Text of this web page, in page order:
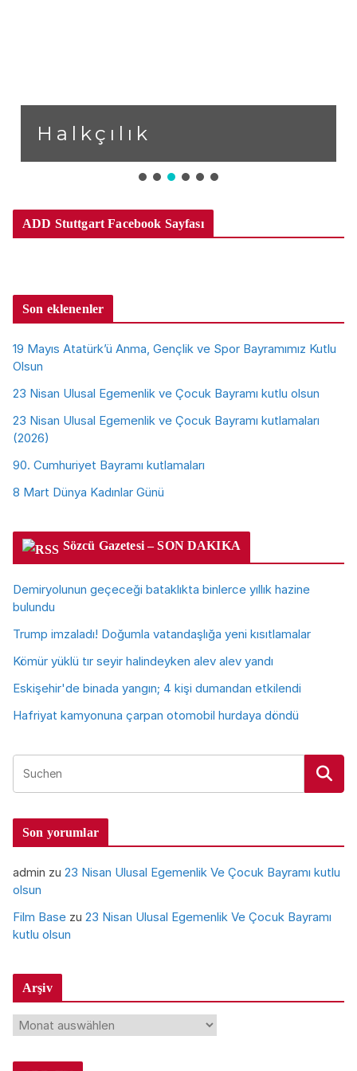
Halkçılık
ADD Stuttgart Facebook Sayfası
Son eklenenler
19 Mayıs Atatürk’ü Anma, Gençlik ve Spor Bayramımız Kutlu
Olsun
23 Nisan Ulusal Egemenlik ve Çocuk Bayramı kutlu olsun
23 Nisan Ulusal Egemenlik ve Çocuk Bayramı kutlamaları
(2026)
90. Cumhuriyet Bayramı kutlamaları
8 Mart Dünya Kadınlar Günü
Sözcü Gazetesi – SON DAKIKA
Demiryolunun geçeceği bataklıkta binlerce yıllık hazine
bulundu
Trump imzaladı! Doğumla vatandaşlığa yeni kısıtlamalar
Kömür yüklü tır seyir halindeyken alev alev yandı
Eskişehir'de binada yangın; 4 kişi dumandan etkilendi
Hafriyat kamyonuna çarpan otomobil hurdaya döndü
Son yorumlar
admin zu 23 Nisan Ulusal Egemenlik Ve Çocuk Bayramı kutlu
olsun
Film Base zu 23 Nisan Ulusal Egemenlik Ve Çocuk Bayramı
kutlu olsun
Arşiv
A
ş